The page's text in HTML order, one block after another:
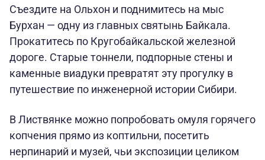
Съездите на Ольхон и поднимитесь на мыс
Бурхан — одну из главных святынь Байкала.
Прокатитесь по Кругобайкальской железной
дороге. Старые тоннели, подпорные стены и
каменные виадуки превратят эту прогулку в
путешествие по инженерной истории Сибири.
В Листвянке можно попробовать омуля горячего
копчения прямо из коптильни, посетить
нерпинарий и музей, чьи экспозиции целиком